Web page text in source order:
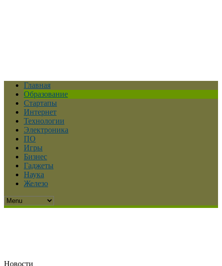
Главная
Образование
Стартапы
Интернет
Технологии
Электроника
ПО
Игры
Бизнес
Гаджеты
Наука
Железо
Новости